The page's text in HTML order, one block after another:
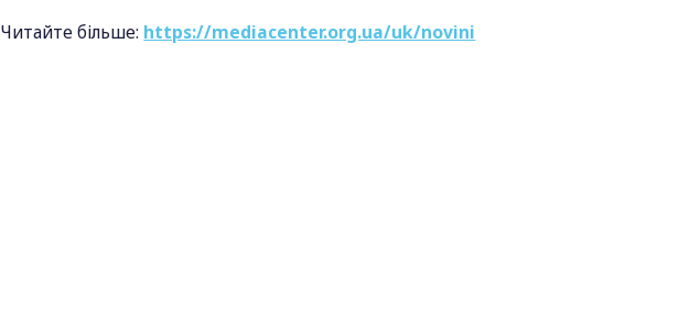
Читайте більше: https://mediacenter.org.ua/uk/novini